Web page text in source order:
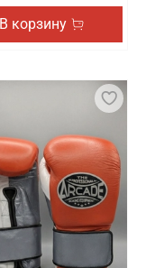
В корзину